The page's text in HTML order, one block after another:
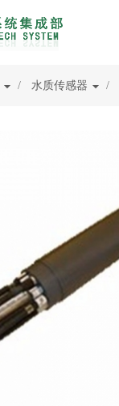
水质传感器